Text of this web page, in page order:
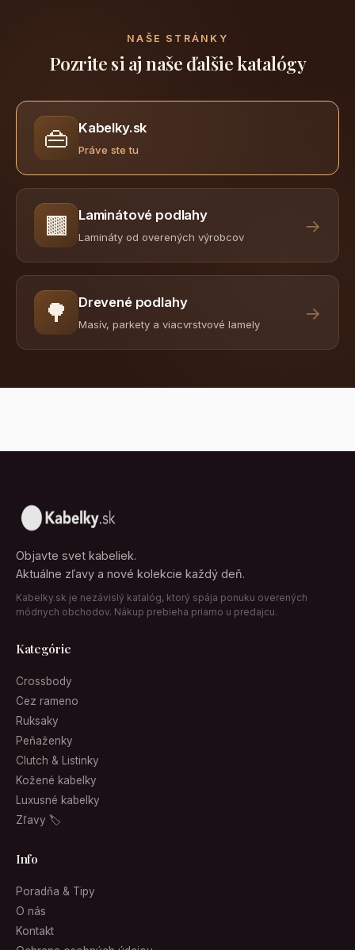
NAŠE STRÁNKY
Pozrite si aj naše ďalšie katalógy
👜 Kabelky.sk
Práve ste tu
🟫 Laminátové podlahy
Lamináty od overených výrobcov
→
🌳 Drevené podlahy
Masív, parkety a viacvrstvové lamely
→
Objavte svet kabeliek.
Aktuálne zľavy a nové kolekcie každý deň.
Kabelky.sk je nezávislý katalóg, ktorý spája ponuku overených
módnych obchodov. Nákup prebieha priamo u predajcu.
Kategórie
Crossbody
Cez rameno
Ruksaky
Peňaženky
Clutch & Listinky
Kožené kabelky
Luxusné kabelky
Zľavy 🏷
Info
Poradňa & Tipy
O nás
Kontakt